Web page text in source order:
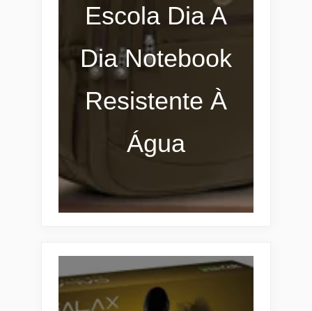
Escola Dia A
Dia Notebook
Resistente À
Água